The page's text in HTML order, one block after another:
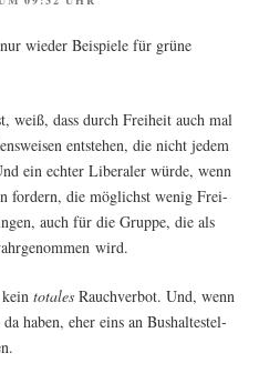
wie­der Bei­spie­le für grü­ne
weiß, dass durch Frei­heit auch mal
ent­ste­hen, die nicht jedem
ein ech­ter Libe­ra­ler wür­de, wenn
for­dern, die mög­lichst wenig Frei­
auch für die Grup­pe, die als
wird.
tota­lesRauch­ver­bot. Und, wenn
haben, eher eins an Bus­hal­te­stel­